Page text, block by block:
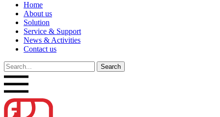
Home
About us
Solution
Service & Support
News & Activities
Contact us
Search